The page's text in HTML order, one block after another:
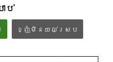
ប់
ខ្ញុំ​មិន​យល់ស្រប
ស្រ្ត
មើលទាំងអស់